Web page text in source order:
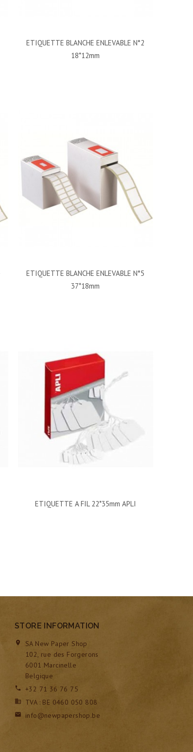
ETIQUETTE BLANCHE ENLEVABLE N°2
18*12mm
ETIQUETTE BLANCHE ENLEVABLE N°5
37*18mm
ETIQUETTE A FIL 22*35mm APLI
STORE INFORMATION

SA New Paper Shop
102, rue des Forgerons
6001 Marcinelle
Belgique
 +32 71 36 76 75
 TVA : BE 0460 050 808
 info@newpapershop.be